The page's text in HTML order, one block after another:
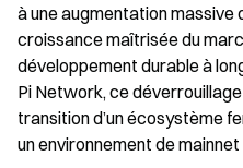
à une augmentation massive
croissance maîtrisée du
développement durable à
Pi Network, ce
transition d’un écosystème
un environnement de